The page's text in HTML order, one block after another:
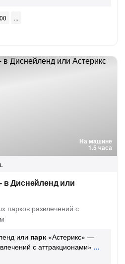
На машине
1.5 часа
в Диснейленд или
парков развлечений с
или парк «Астерикс» —
с аттракционами»